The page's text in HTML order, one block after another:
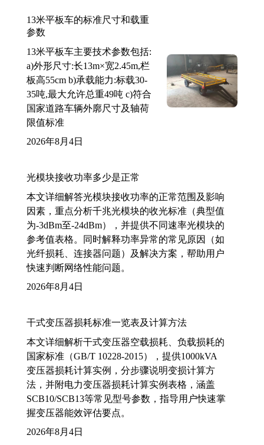
13米平板车的标准尺寸和载重
参数
13米平板车主要技术参数包括:
a)外形尺寸:长13m×宽2.45m,栏
板高55cm b)承载能力:标载30-
35吨,最大允许总重49吨 c)符合
国家道路车辆外廓尺寸及轴荷
限值标准
2026年8月4日
光模块接收功率多少是正常
本文详细解答光模块接收功率的正常范围及影响
因素，重点分析千兆光模块的收光标准（典型值
为-3dBm至-24dBm），并提供不同速率光模块的
参考值表格。同时解释功率异常的常见原因（如
光纤损耗、连接器问题）及解决方案，帮助用户
快速判断网络性能问题。
2026年8月4日
干式变压器损耗标准一览表及计算方法
本文详细解析干式变压器空载损耗、负载损耗的
国家标准（GB/T 10228-2015），提供1000kVA
变压器损耗计算实例，分步骤说明变损计算方
法，并附电力变压器损耗计算实例表格，涵盖
SCB10/SCB13等常见型号参数，指导用户快速掌
握变压器能效评估要点。
2026年8月4日